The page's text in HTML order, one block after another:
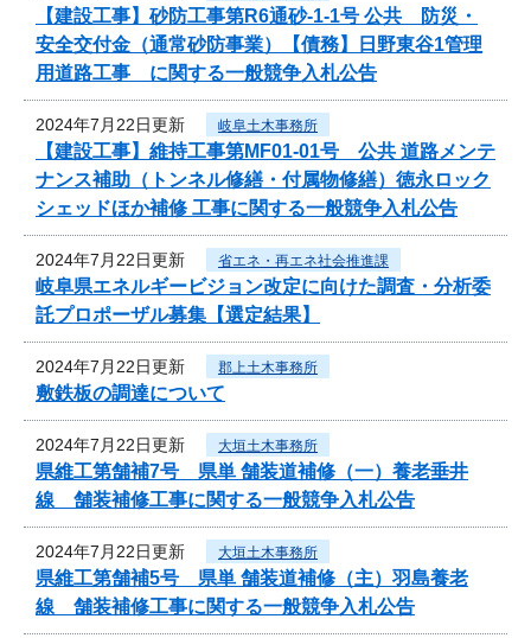
【建設工事】砂防工事第R6通砂-1-1号 公共 防災・
安全交付金（通常砂防事業）【債務】日野東谷1管理
用道路工事 に関する一般競争入札公告
2024年7月22日更新 岐阜土木事務所
【建設工事】維持工事第MF01-01号 公共 道路メンテ
ナンス補助（トンネル修繕・付属物修繕）徳永ロック
シェッドほか補修 工事に関する一般競争入札公告
2024年7月22日更新 省エネ・再エネ社会推進課
岐阜県エネルギービジョン改定に向けた調査・分析委
託プロポーザル募集【選定結果】
2024年7月22日更新 郡上土木事務所
敷鉄板の調達について
2024年7月22日更新 大垣土木事務所
県維工第舗補7号 県単 舗装道補修（一）養老垂井
線 舗装補修工事に関する一般競争入札公告
2024年7月22日更新 大垣土木事務所
県維工第舗補5号 県単 舗装道補修（主）羽島養老
線 舗装補修工事に関する一般競争入札公告